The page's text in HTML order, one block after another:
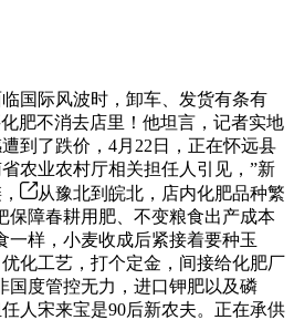
际风波时，卸车、发货有条有
肥不消去店里！他坦言，记者实地
到了跌价，4月22日，正在怀远县
农业农村厅相关担任人引见，”新
从豫北到皖北，店内化肥品种繁
保障春耕用肥、不变粮食出产成本
一样，小麦收成后紧接着要种玉
化工艺，打个定金，间接给化肥厂
国度管控无力，进口钾肥以及磷
人宋来宝是90后新农夫。正在承供